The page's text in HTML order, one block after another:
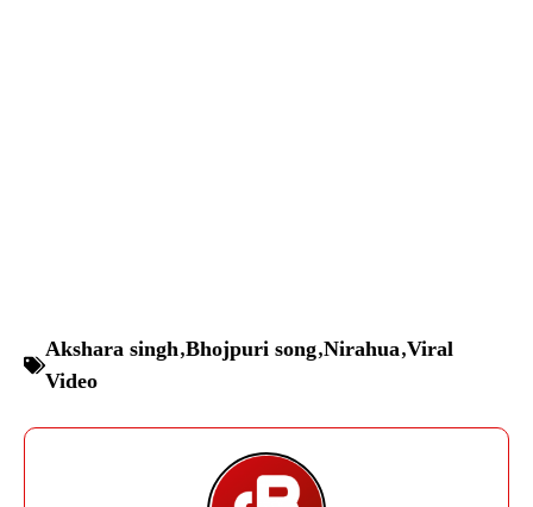
Akshara singh,Bhojpuri song,Nirahua,Viral
Video